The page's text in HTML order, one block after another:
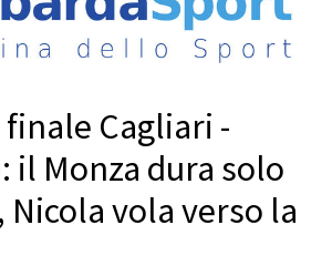
Cagliari -
il Monza dura solo
vola verso la